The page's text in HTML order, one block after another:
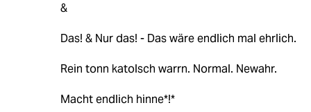
&
Das! & Nur das! - Das wäre endlich mal ehrlich.
Rein tonn katolsch warrn. Normal. Newahr.
Macht endlich hinne*!*